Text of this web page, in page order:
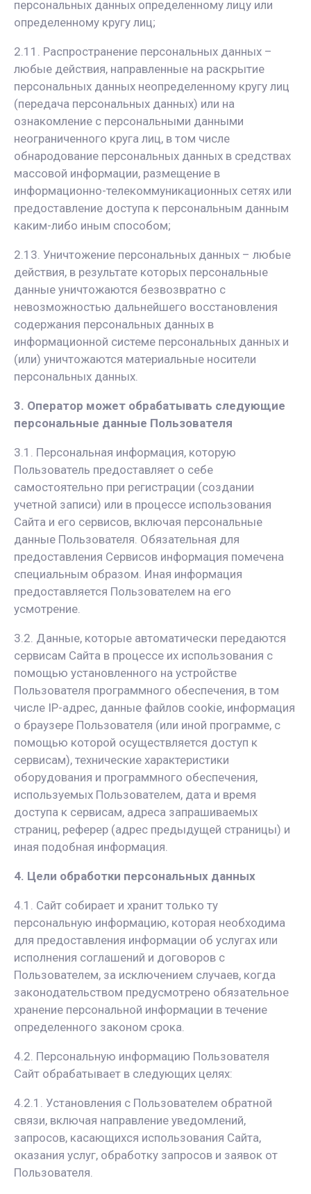
персональных данных определенному лицу или
определенному кругу лиц;
2.11. Распространение персональных данных –
любые действия, направленные на раскрытие
персональных данных неопределенному кругу лиц
(передача персональных данных) или на
ознакомление с персональными данными
неограниченного круга лиц, в том числе
обнародование персональных данных в средствах
массовой информации, размещение в
информационно-телекоммуникационных сетях или
предоставление доступа к персональным данным
каким-либо иным способом;
2.13. Уничтожение персональных данных – любые
действия, в результате которых персональные
данные уничтожаются безвозвратно с
невозможностью дальнейшего восстановления
содержания персональных данных в
информационной системе персональных данных и
(или) уничтожаются материальные носители
персональных данных.
3. Оператор может обрабатывать следующие
персональные данные Пользователя
3.1. Персональная информация, которую
Пользователь предоставляет о себе
самостоятельно при регистрации (создании
учетной записи) или в процессе использования
Сайта и его сервисов, включая персональные
данные Пользователя. Обязательная для
предоставления Сервисов информация помечена
специальным образом. Иная информация
предоставляется Пользователем на его
усмотрение.
3.2. Данные, которые автоматически передаются
сервисам Сайта в процессе их использования с
помощью установленного на устройстве
Пользователя программного обеспечения, в том
числе IP-адрес, данные файлов cookie, информация
о браузере Пользователя (или иной программе, с
помощью которой осуществляется доступ к
сервисам), технические характеристики
оборудования и программного обеспечения,
используемых Пользователем, дата и время
доступа к сервисам, адреса запрашиваемых
страниц, реферер (адрес предыдущей страницы) и
иная подобная информация.
4. Цели обработки персональных данных
4.1. Сайт собирает и хранит только ту
персональную информацию, которая необходима
для предоставления информации об услугах или
исполнения соглашений и договоров с
Пользователем, за исключением случаев, когда
законодательством предусмотрено обязательное
хранение персональной информации в течение
определенного законом срока.
4.2. Персональную информацию Пользователя
Сайт обрабатывает в следующих целях:
4.2.1. Установления с Пользователем обратной
связи, включая направление уведомлений,
запросов, касающихся использования Сайта,
оказания услуг, обработку запросов и заявок от
Пользователя.